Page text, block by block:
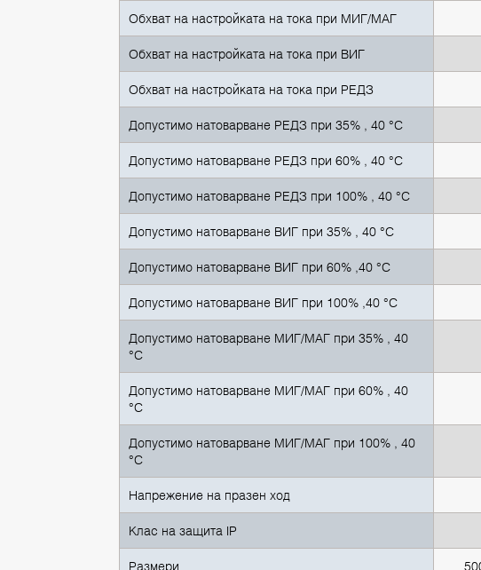
Обхват на настройката на тока при МИГ/МАГ
Обхват на настройката на тока при ВИГ
Обхват на настройката на тока при РЕДЗ
Допустимо натоварване РЕДЗ при 35% , 40 °C
Допустимо натоварване РЕДЗ при 60% , 40 °C
Допустимо натоварване РЕДЗ при 100% , 40 °C
Допустимо натоварване ВИГ при 35% , 40 °C
Допустимо натоварване ВИГ при 60% ,40 °C
Допустимо натоварване ВИГ при 100% ,40 °C
Допустимо натоварване MИГ/МАГ при 35% , 40
°C
Допустимо натоварване MИГ/МАГ при 60% , 40
°C
Допустимо натоварване MИГ/МАГ при 100% , 40
°C
Напрежение на празен ход
Клас на защита IP
Размери